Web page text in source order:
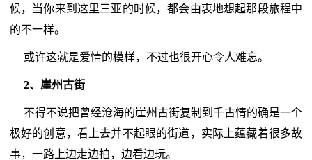
候，当你来到这里三亚的时候，都会由衷地想起那段旅程中
的不一样。
或许这就是爱情的模样，不过也很开心令人难忘。
2、崖州古街
不得不说把曾经沧海的崖州古街复制到千古情的确是一个
极好的创意，看上去并不起眼的街道，实际上蕴藏着很多故
事，一路上边走边拍，边看边玩。